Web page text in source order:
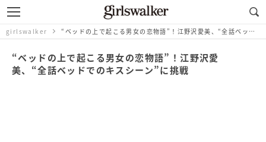
girlswalker “ベッドの上で起こる男女の恋物語”！江野沢愛美、“全話ベッドでのキスシーン”に挑戦
“ベッドの上で起こる男女の恋物語”！江野沢愛
美、“全話ベッドでのキスシーン”に挑戦